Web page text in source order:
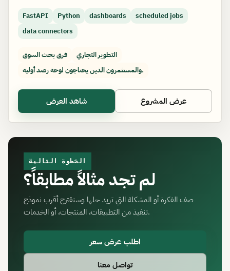
FastAPI Python dashboards
scheduled jobs
data connectors
فرق بحث السوق
التطوير التجاري
والمستثمرون الذين يحتاجون لوحة رصد أولية.
شاهد العرض عرض المشروع
الخطوة التالية
لم تجد مثالاً مطابقاً؟
صف الفكرة أو المشكلة التي تريد حلها وسنقترح أقرب نموذج
تنفيذ من التطبيقات، المنتجات، أو الخدمات.
اطلب عرض سعر
تواصل معنا